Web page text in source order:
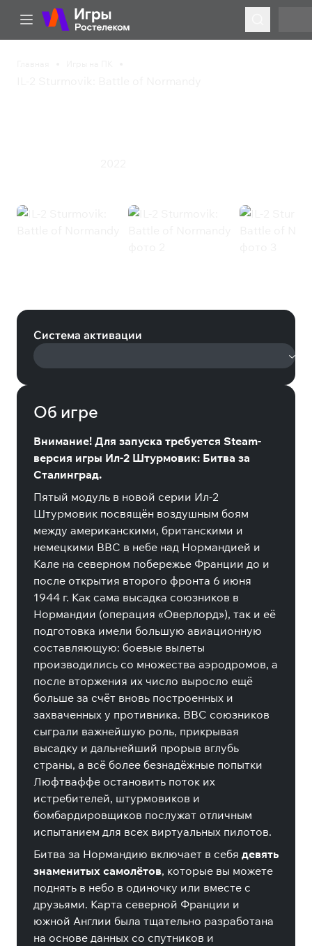
Система активации
Об игре
Внимание! Для запуска требуется Steam-
версия игры Ил-2 Штурмовик: Битва за
Сталинград.
Пятый модуль в новой серии Ил-2
Штурмовик посвящён воздушным боям
между американскими, британскими и
немецкими ВВС в небе над Нормандией и
Кале на северном побережье Франции до и
после открытия второго фронта 6 июня
1944 г. Как сама высадка союзников в
Нормандии (операция «Оверлорд»), так и её
подготовка имели большую авиационную
составляющую: боевые вылеты
производились со множества аэродромов, а
после вторжения их число выросло ещё
больше за счёт вновь построенных и
захваченных у противника. ВВС союзников
сыграли важнейшую роль, прикрывая
высадку и дальнейший прорыв вглубь
страны, а всё более безнадёжные попытки
Люфтваффе остановить поток их
истребителей, штурмовиков и
бомбардировщиков послужат отличным
испытанием для всех виртуальных пилотов.
Битва за Нормандию включает в себя девять
знаменитых самолётов, которые вы можете
поднять в небо в одиночку или вместе с
друзьями. Карта северной Франции и
южной Англии была тщательно разработана
на основе данных со спутников и